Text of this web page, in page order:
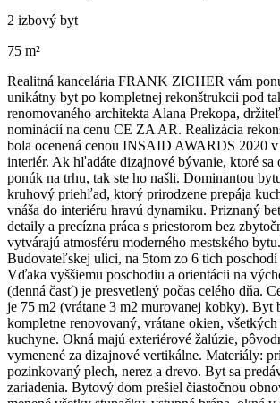
2 izbový byt
75 m²
Realitná kancelária FRANK ZICHER vám
unikátny byt po kompletnej rekonštrukcii pod
renomovaného architekta Alana Prekopa,
nominácií na cenu CE ZA AR. Realizácia
bola ocenená cenou INSAID AWARDS 2020
interiér. Ak hľadáte dizajnové bývanie, ktoré sa
ponúk na trhu, tak ste ho našli. Dominantou
kruhový priehľad, ktorý prirodzene prepája
vnáša do interiéru hravú dynamiku. Priznaný
detaily a precízna práca s priestorom bez
vytvárajú atmosféru moderného mestského
Budovateľskej ulici, na 5tom zo 6 tich
Vďaka vyššiemu poschodiu a orientácii na
(denná časť) je presvetlený počas celého dňa.
je 75 m2 (vrátane 3 m2 murovanej kobky). Byt
kompletne renovovaný, vrátane okien,
kuchyne. Okná majú exteriérové žalúzie,
vymenené za dizajnové vertikálne. Materiály:
pozinkovaný plech, nerez a drevo. Byt sa
zariadenia. Bytový dom prešiel čiastočnou